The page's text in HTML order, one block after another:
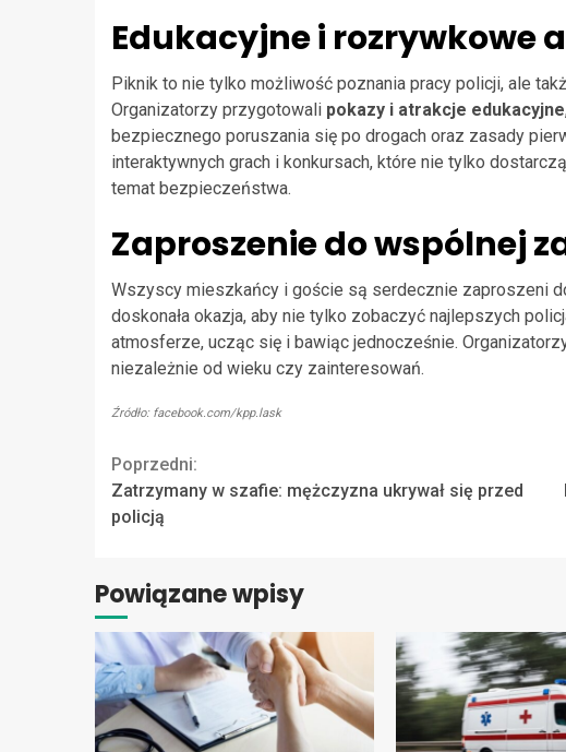
Edukacyjne i rozrywkowe
Piknik to nie tylko możliwość poznania pracy policji, ale
Organizatorzy przygotowali pokazy i atrakcje edukacyjne
bezpiecznego poruszania się po drogach oraz zasady
interaktywnych grach i konkursach, które nie tylko
temat bezpieczeństwa.
Zaproszenie do wspólnej
Wszyscy mieszkańcy i goście są serdecznie zaproszeni
doskonała okazja, aby nie tylko zobaczyć najlepszych
atmosferze, ucząc się i bawiąc jednocześnie.
niezależnie od wieku czy zainteresowań.
Źródło: facebook.com/kpp.lask
Continue
Reading
Poprzedni:
Zatrzymany w szafie: mężczyzna ukrywał się przed
policją
Powiązane wpisy